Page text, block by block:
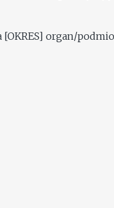
[OKRES] organ/